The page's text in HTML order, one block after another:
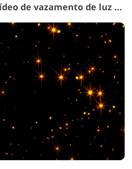
Sobreposição de vídeo de vazamento de luz grátis # 15 "Magical Sparkles"